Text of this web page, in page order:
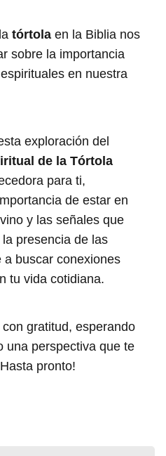
tórtola en la Biblia nos
sobre la importancia
en nuestra
exploración del
de la Tórtola
para ti,
de estar en
y las señales que
presencia de las
a buscar conexiones
tu vida cotidiana.
gratitud, esperando
una perspectiva que te
pronto!